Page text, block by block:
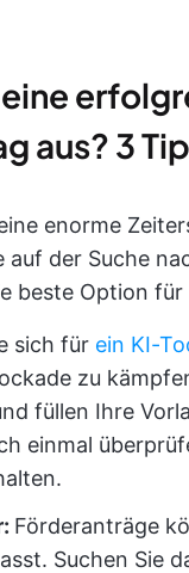
aus? 3
enorme
auf der Suche
beste Option
sich für ein KI-
zu
füllen Ihre
einmal
Förderanträge
Suchen Sie